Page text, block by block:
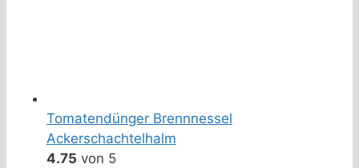
Tomatendünger Brennnessel
Ackerschachtelhalm
4.75 von 5